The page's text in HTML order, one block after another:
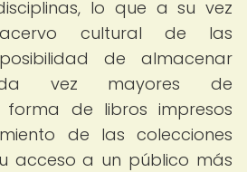
lo que a su vez
cultural de las
de almacenar
vez mayores de
forma de libros impresos
de las colecciones
acceso a un público más